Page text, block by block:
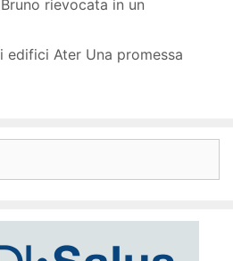
rievocata in un
edifici Ater Una promessa